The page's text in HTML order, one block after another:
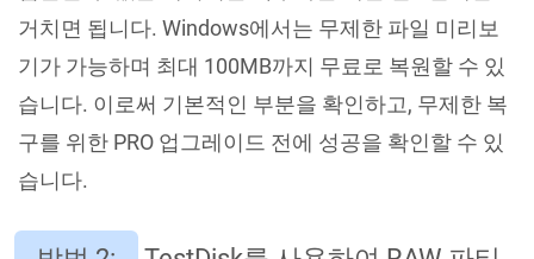
거치면 됩니다. Windows에서는 무제한 파일 미리보
기가 가능하며 최대 100MB까지 무료로 복원할 수 있
습니다. 이로써 기본적인 부분을 확인하고, 무제한 복
구를 위한 PRO 업그레이드 전에 성공을 확인할 수 있
습니다.